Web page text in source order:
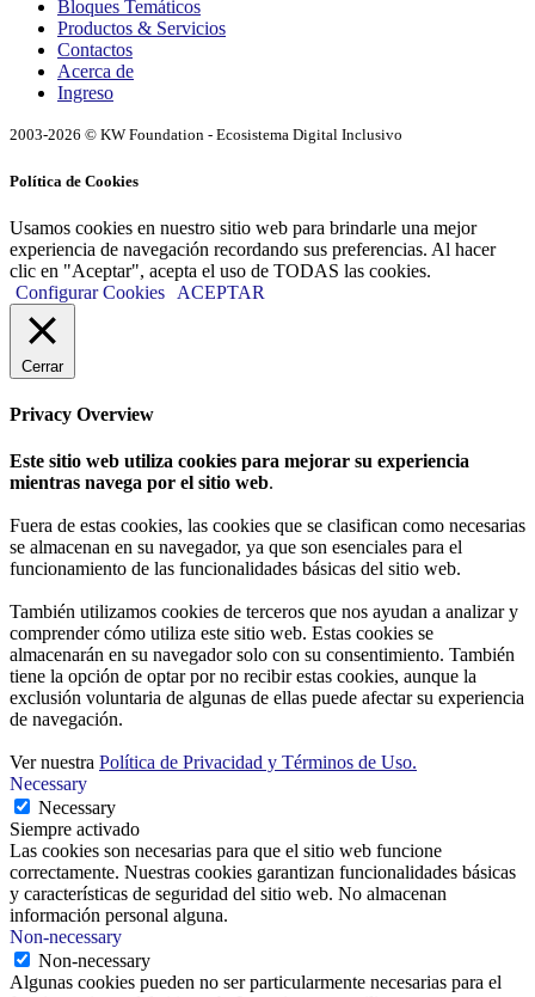
Bloques Temáticos
Productos & Servicios
Contactos
Acerca de
Ingreso
2003-2026 © KW Foundation - Ecosistema Digital Inclusivo
Política de Cookies
Usamos cookies en nuestro sitio web para brindarle una mejor
experiencia de navegación recordando sus preferencias. Al hacer
clic en "Aceptar", acepta el uso de TODAS las cookies.
Configurar Cookies
ACEPTAR
Cerrar
Privacy Overview
Este sitio web utiliza cookies para mejorar su experiencia
mientras navega por el sitio web.
Fuera de estas cookies, las cookies que se clasifican como necesarias
se almacenan en su navegador, ya que son esenciales para el
funcionamiento de las funcionalidades básicas del sitio web.
También utilizamos cookies de terceros que nos ayudan a analizar y
comprender cómo utiliza este sitio web. Estas cookies se
almacenarán en su navegador solo con su consentimiento. También
tiene la opción de optar por no recibir estas cookies, aunque la
exclusión voluntaria de algunas de ellas puede afectar su experiencia
de navegación.
Ver nuestra Política de Privacidad y Términos de Uso.
Necessary
Necessary
Siempre activado
Las cookies son necesarias para que el sitio web funcione
correctamente. Nuestras cookies garantizan funcionalidades básicas
y características de seguridad del sitio web. No almacenan
información personal alguna.
Non-necessary
Non-necessary
Algunas cookies pueden no ser particularmente necesarias para el